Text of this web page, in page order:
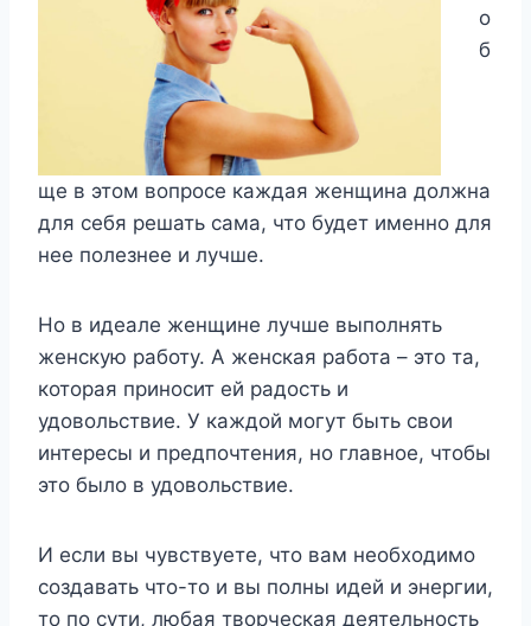
о
б
ще в этом вопросе каждая женщина должна
для себя решать сама, что будет именно для
нее полезнее и лучше.
Но в идеале женщине лучше выполнять
женскую работу. А женская работа – это та,
которая приносит ей радость и
удовольствие. У каждой могут быть свои
интересы и предпочтения, но главное, чтобы
это было в удовольствие.
И если вы чувствуете, что вам необходимо
создавать что-то и вы полны идей и энергии,
то по сути, любая творческая деятельность